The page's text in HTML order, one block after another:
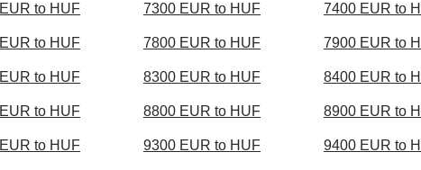
to HUF 7300 EUR to HUF 7400 EUR to
to HUF 7800 EUR to HUF 7900 EUR to
to HUF 8300 EUR to HUF 8400 EUR to
to HUF 8800 EUR to HUF 8900 EUR to
to HUF 9300 EUR to HUF 9400 EUR to